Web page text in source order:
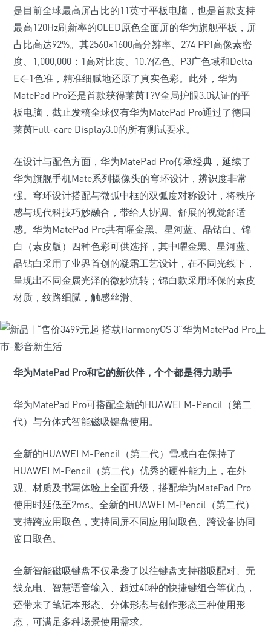
是目前全球最高屏占比的11英寸平板电脑，也是首款支持
最高120Hz刷新率的OLED原色全面屏的华为旗舰平板，屏
占比高达92%。其2560×1600高分辨率、274 PPI高像素密
度、1,000,000：1高对比度、10.7亿色、P3广色域和Delta
E<1色准，精准细腻地还原了真实色彩。此外，华为
MatePad Pro还是首款获得莱茵T?V全局护眼3.0认证的平
板电脑，截止发稿全球仅有华为MatePad Pro通过了德国
莱茵Full-care Display3.0的所有测试要求。
在设计与配色方面，华为MatePad Pro传承经典，延续了
华为旗舰手机Mate系列摄像头的穹环设计，辨识度非常
强。穹环设计搭配与微弧中框的双弧度对称设计，将秩序
感与现代科技巧妙融合，带给人协调、舒展的视觉舒适
感。华为MatePad Pro共有曜金黑、星河蓝、晶钻白、锦
白（素皮版）四种色彩可供选择，其中曜金黑、星河蓝、
晶钻白采用了业界首创的凝霜工艺设计，在不同光线下，
呈现出不同金属光泽的微妙流转；锦白款采用环保的素皮
材质，纹路细腻，触感丝滑。
华为MatePad Pro和它的新伙伴，个个都是得力助手
华为MatePad Pro可搭配全新的HUAWEI M-Pencil（第二
代）与分体式智能磁吸键盘使用。
全新的HUAWEI M-Pencil（第二代）雪域白在保持了
HUAWEI M-Pencil（第二代）优秀的硬件能力上，在外
观、材质及书写体验上全面升级，搭配华为MatePad Pro
使用时延低至2ms。全新的HUAWEI M-Pencil（第二代）
支持跨应用取色，支持同屏不同应用间取色、跨设备协同
窗口取色。
全新智能磁吸键盘不仅承袭了以往键盘支持磁吸配对、无
线充电、智慧语音输入、超过40种的快捷键组合等优点，
还带来了笔记本形态、分体形态与创作形态三种使用形
态，可满足多种场景使用需求。